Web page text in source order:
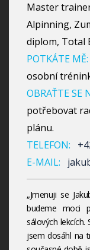
Master
Alpinning,
diplom, Total
POTKÁTE MĚ:
osobní
OBRAŤTE SE
potřebovat
plánu.
TELEFON:
E-MAIL:
„Jmenuji se
budeme moci
sálových
jsem dosáhl na